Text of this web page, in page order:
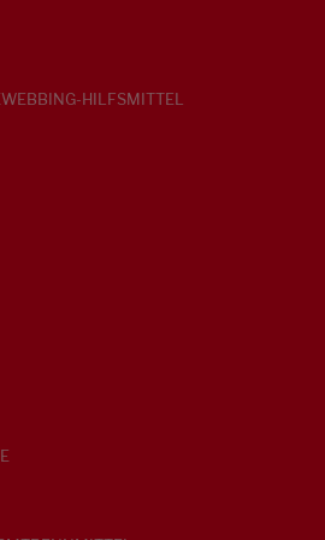
HILFSMITTEL